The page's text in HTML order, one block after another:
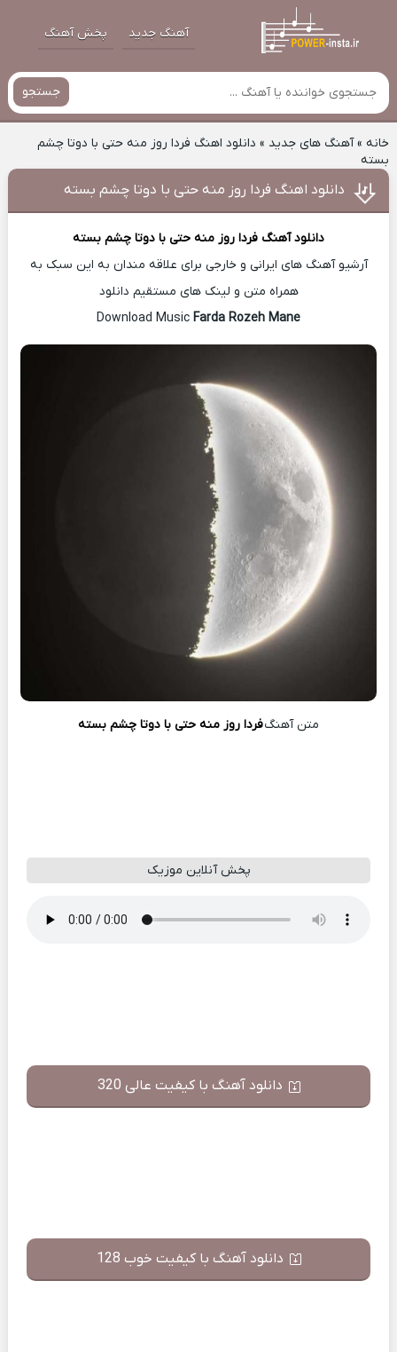
آهنگ جدید پخش آهنگ
جستجو
خانه»آهنگ های جدید » دانلود اهنگ فردا روز منه حتی با دوتا چشم
بسته
دانلود اهنگ فردا روز منه حتی با دوتا چشم بسته
دانلود آهنگ فردا روز منه حتی با دوتا چشم بسته
آرشیو آهنگ های ایرانی و خارجی برای علاقه مندان به این سبک به
همراه متن و لینک های مستقیم دانلود
Download Music
Farda Rozeh Mane
متن آهنگفردا روز منه حتی با دوتا چشم بسته
پخش آنلاین موزیک
دانلود آهنگ با کیفیت عالی 320
دانلود آهنگ با کیفیت خوب 128